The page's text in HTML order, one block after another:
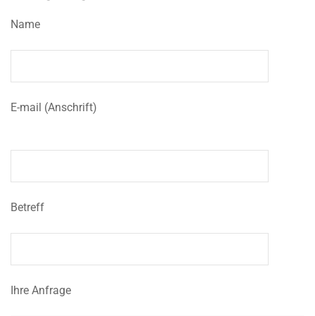
Name
E-mail (Anschrift)
Betreff
Ihre Anfrage